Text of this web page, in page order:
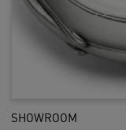
SHOWROOM